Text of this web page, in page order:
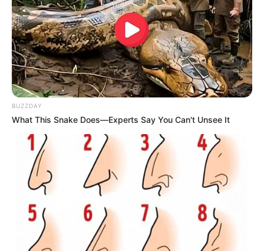
Burg Reichenstein - Auf einem Felsvorsprung
oberhalb von Trechtingshausen thront eine der
größten Burganlagen am Rhein. Die Anlage besitzt
unter anderem ein Burgmuseum mit historischen
Waffen und Rüstungen sowie gusseisernen
Ofenplatten. Informationen unterwww.burg-reichens
tein.com
Salzkopfturm im Binger Wald bei Daxweiler - Der 24
m hohe Aussichtsturm auf einem der höchsten
Berge im Binger Wald ermöglicht eine fantastische
Rundumsicht über den südöstlichen Teil des
Hunsrücks. Informationen unterde.wikipedia.org/
i/Salzkopfturm
Hochwildschutzpark Hunsrück - Wildpark mit
Freigehegen, Falknerei und einem See in
BUZZDAY
What This Snake Does—Experts Say You Can't Unsee It